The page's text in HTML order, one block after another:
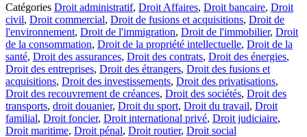
Catégories Droit administratif, Droit Affaires, Droit bancaire, Droit
civil, Droit commercial, Droit de fusions et acquisitions, Droit de
l'environnement, Droit de l'immigration, Droit de l'immobilier, Droit
de la consommation, Droit de la propriété intellectuelle, Droit de la
santé, Droit des assurances, Droit des contrats, Droit des énergies,
Droit des entreprises, Droit des étrangers, Droit des fusions et
acquisitions, Droit des investissements, Droit des privatisations,
Droit des recouvrement de créances, Droit des sociétés, Droit des
transports, droit douanier, Droit du sport, Droit du travail, Droit
familial, Droit foncier, Droit international privé, Droit judiciaire,
Droit maritime, Droit pénal, Droit routier, Droit social